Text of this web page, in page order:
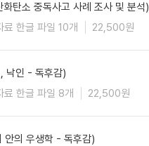
탄소 중독사고 사례 조사 및 분석)
한글 파일 10개 22,500원
낙인 - 독후감)
료 한글 파일 8개 22,500원
안의 우생학 - 독후감)